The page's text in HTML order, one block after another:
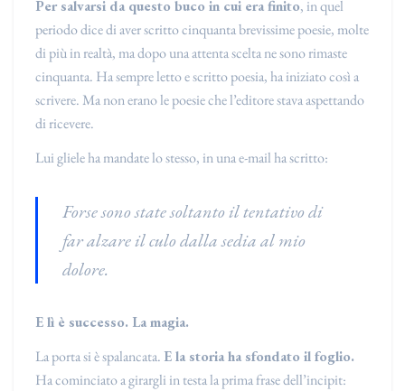
Per salvarsi da questo buco in cui era finito, in quel
periodo dice di aver scritto cinquanta brevissime poesie, molte
di più in realtà, ma dopo una attenta scelta ne sono rimaste
cinquanta. Ha sempre letto e scritto poesia, ha iniziato così a
scrivere. Ma non erano le poesie che l’editore stava aspettando
di ricevere.
Lui gliele ha mandate lo stesso, in una e-mail ha scritto:
Forse sono state soltanto il tentativo di
far alzare il culo dalla sedia al mio
dolore.
E lì è successo. La magia.
La porta si è spalancata. E la storia ha sfondato il foglio.
Ha cominciato a girargli in testa la prima frase dell’incipit: